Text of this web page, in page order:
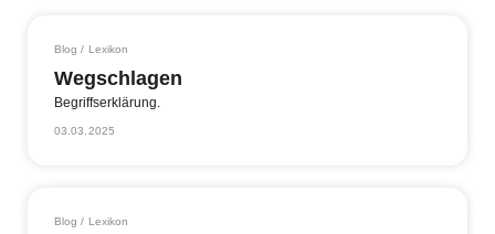
Blog / Lexikon
Wegschlagen
Begriffserklärung.
03.03.2025
Blog / Lexikon